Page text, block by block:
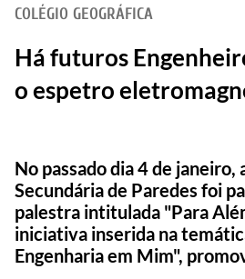
COLÉGIO GEOGRÁFICA
Há futuros
o espetro
No passado dia 4 de janeiro,
Secundária de Paredes foi
palestra intitulada "Para
iniciativa inserida na
Engenharia em Mim",